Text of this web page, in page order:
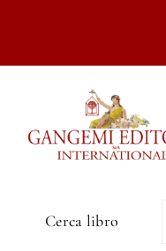
Cerca libro